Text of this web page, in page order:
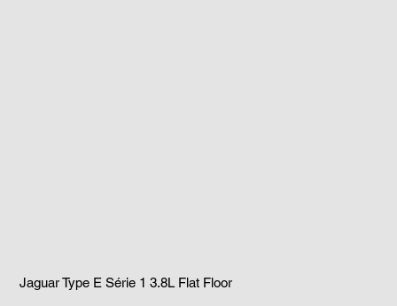
Jaguar Type E Série 1 3.8L Flat Floor